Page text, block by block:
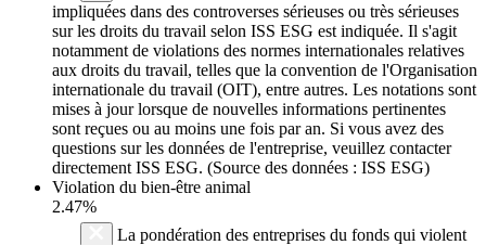
impliquées dans des controverses sérieuses ou très sérieuses
sur les droits du travail selon ISS ESG est indiquée. Il s'agit
notamment de violations des normes internationales relatives
aux droits du travail, telles que la convention de l'Organisation
internationale du travail (OIT), entre autres. Les notations sont
mises à jour lorsque de nouvelles informations pertinentes
sont reçues ou au moins une fois par an. Si vous avez des
questions sur les données de l'entreprise, veuillez contacter
directement ISS ESG. (Source des données : ISS ESG)
Violation du bien-être animal
2.47%
La pondération des entreprises du fonds qui violent